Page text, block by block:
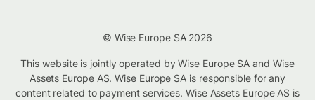
© Wise Europe SA 2026
This website is jointly operated by Wise Europe SA and Wise
Assets Europe AS. Wise Europe SA is responsible for any
content related to payment services. Wise Assets Europe AS is